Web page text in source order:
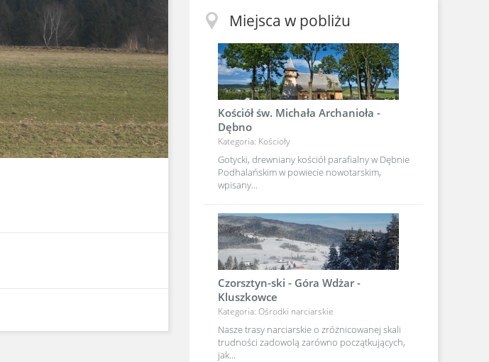
Miejsca w pobliżu
Kościół św. Michała Archanioła -
Dębno
Kategoria: Kościoły
Gotycki, drewniany kościół parafialny w Dębnie
Podhalańskim w powiecie nowotarskim,
wpisany...
Czorsztyn-ski - Góra Wdżar -
Kluszkowce
Kategoria: Ośrodki narciarskie
Nasze trasy narciarskie o zróżnicowanej skali
trudności zadowolą zarówno początkujących,
jak...